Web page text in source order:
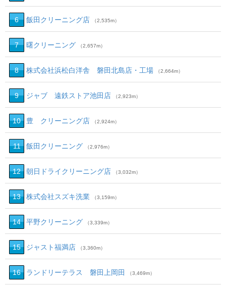
6 飯田クリーニング店 （2,535m）
7 曙クリーニング （2,657m）
8 株式会社浜松白洋舎 磐田北島店・工場 （2,664m）
9 ジャブ 遠鉄ストア池田店 （2,923m）
10 豊 クリーニング店 （2,924m）
11 飯田クリーニング （2,976m）
12 朝日ドライクリーニング店 （3,032m）
13 株式会社スズキ洗業 （3,159m）
14 平野クリーニング （3,339m）
15 ジャスト福満店 （3,360m）
16 ランドリーテラス 磐田上岡田 （3,469m）